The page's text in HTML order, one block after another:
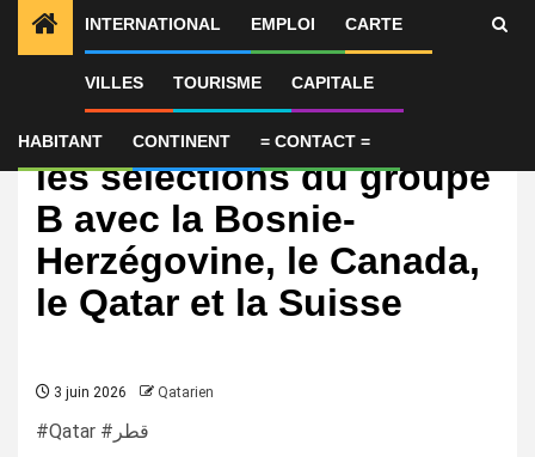
INTERNATIONAL EMPLOI CARTE
VILLES TOURISME CAPITALE
HABITANT CONTINENT = CONTACT =
International
Coupe du monde 2026 :
les sélections du groupe
B avec la Bosnie-
Herzégovine, le Canada,
le Qatar et la Suisse
3 juin 2026 Qatarien
#Qatar #قطر